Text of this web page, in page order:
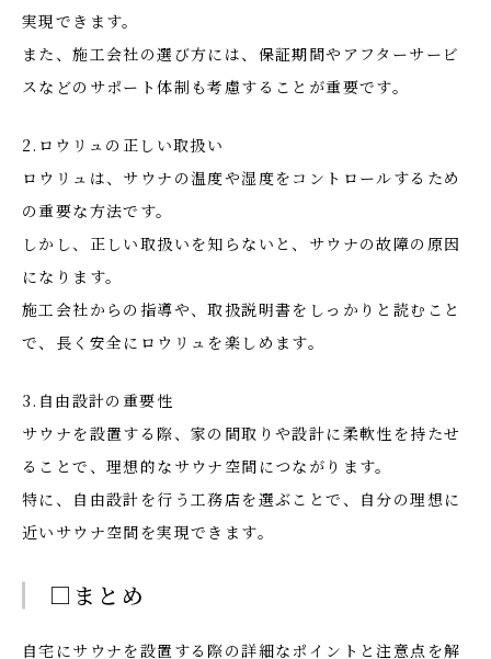
実現できます。
また、施工会社の選び方には、保証期間やアフターサービ
スなどのサポート体制も考慮することが重要です。
2.ロウリュの正しい取扱い
ロウリュは、サウナの温度や湿度をコントロールするため
の重要な方法です。
しかし、正しい取扱いを知らないと、サウナの故障の原因
になります。
施工会社からの指導や、取扱説明書をしっかりと読むこと
で、長く安全にロウリュを楽しめます。
3.自由設計の重要性
サウナを設置する際、家の間取りや設計に柔軟性を持たせ
ることで、理想的なサウナ空間につながります。
特に、自由設計を行う工務店を選ぶことで、自分の理想に
近いサウナ空間を実現できます。
□まとめ
自宅にサウナを設置する際の詳細なポイントと注意点を解